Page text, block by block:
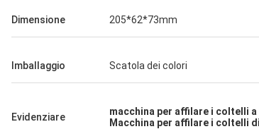
Ora, soltanto Norton, nessun bisogno
Dimensione 205*62*73mm
Imballaggio Scatola dei colori
Evidenziare macchina per affilare i coltelli
Macchina per affilare i coltelli